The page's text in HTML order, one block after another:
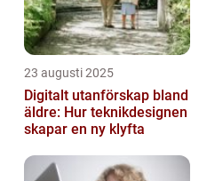
23 augusti 2025
Digitalt utanförskap bland
äldre: Hur teknikdesignen
skapar en ny klyfta